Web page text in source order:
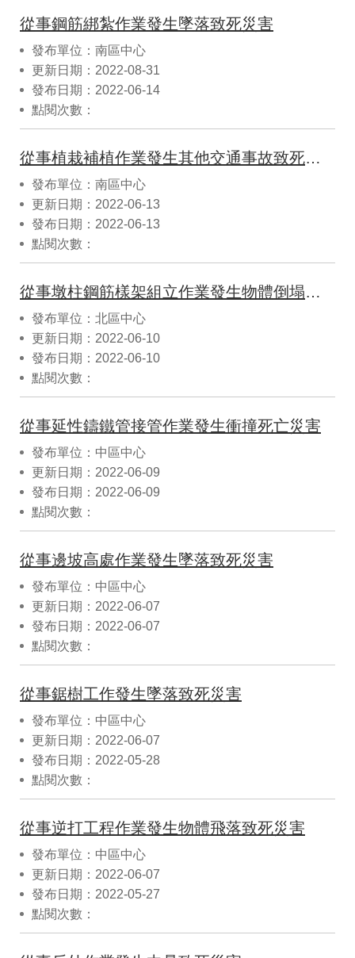
從事鋼筋綁紮作業發生墜落致死災害
發布單位：南區中心
更新日期：2022-08-31
發布日期：2022-06-14
點閱次數：
從事植栽補植作業發生其他交通事故致死災害
發布單位：南區中心
更新日期：2022-06-13
發布日期：2022-06-13
點閱次數：
從事墩柱鋼筋樣架組立作業發生物體倒塌致死職業災害
發布單位：北區中心
更新日期：2022-06-10
發布日期：2022-06-10
點閱次數：
從事延性鑄鐵管接管作業發生衝撞死亡災害
發布單位：中區中心
更新日期：2022-06-09
發布日期：2022-06-09
點閱次數：
從事邊坡高處作業發生墜落致死災害
發布單位：中區中心
更新日期：2022-06-07
發布日期：2022-06-07
點閱次數：
從事鋸樹工作發生墜落致死災害
發布單位：中區中心
更新日期：2022-06-07
發布日期：2022-05-28
點閱次數：
從事逆打工程作業發生物體飛落致死災害
發布單位：中區中心
更新日期：2022-06-07
發布日期：2022-05-27
點閱次數：